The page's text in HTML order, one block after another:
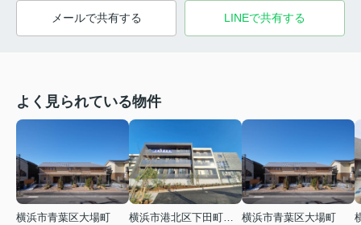
メールで共有する LINEで共有する
よく見られている物件
横浜市青葉区大場町
横浜市青葉区大場町